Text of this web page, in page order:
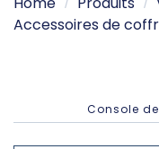
Accessoires de
Console